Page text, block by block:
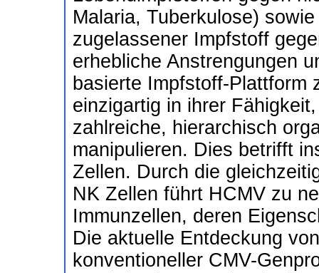
Malaria, Tuberkulose)
zugelassener Impfstoff
erhebliche Anstrengungen
basierte Impfstoff-Plattform
einzigartig in ihrer
zahlreiche, hierarchisch
manipulieren. Dies betrifft
Zellen. Durch die
NK Zellen führt HCMV zu
Immunzellen, deren
Die aktuelle Entdeckung
konventioneller CMV-